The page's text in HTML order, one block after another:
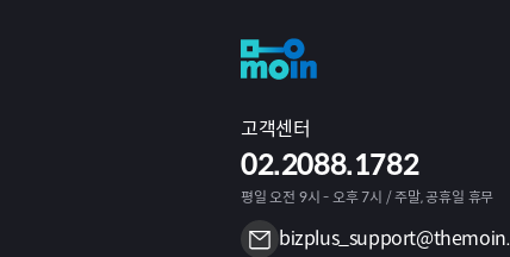
고객센터
02.2088.1782
평일 오전 9시 - 오후 7시 / 주말, 공휴일 휴무